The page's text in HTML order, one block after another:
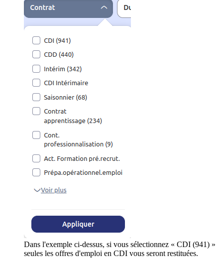
Dans l'exemple ci-dessus, si vous sélectionnez « CDI (941) »
seules les offres d'emploi en CDI vous seront restituées.